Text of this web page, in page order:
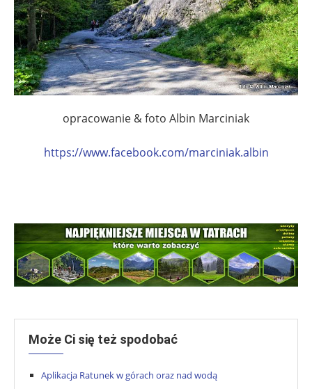
opracowanie & foto Albin Marciniak
https://www.facebook.com/marciniak.albin
Może Ci się też spodobać
Aplikacja Ratunek w górach oraz nad wodą